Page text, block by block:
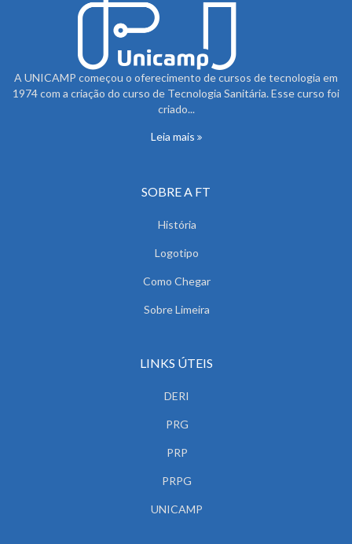
A UNICAMP começou o oferecimento de cursos de tecnologia em
1974 com a criação do curso de Tecnologia Sanitária. Esse curso foi
criado...
Leia mais
SOBRE A FT
História
Logotipo
Como Chegar
Sobre Limeira
LINKS ÚTEIS
DERI
PRG
PRP
PRPG
UNICAMP